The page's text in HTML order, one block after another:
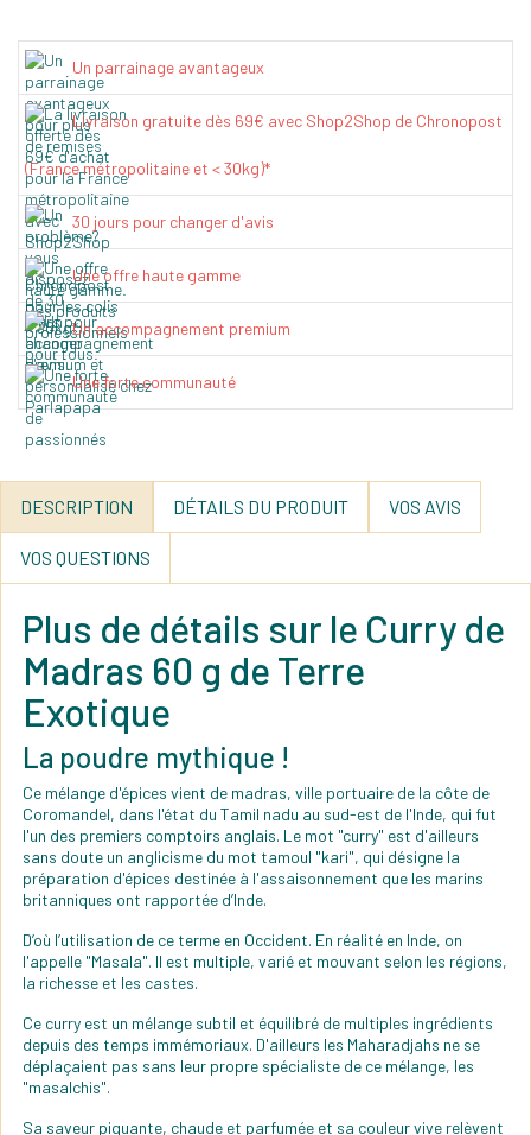
Un parrainage avantageux
Livraison gratuite dès 69€ avec Shop2Shop de Chronopost
(France métropolitaine et < 30kg)*
30 jours pour changer d'avis
Une offre haute gamme
Un accompagnement premium
Une forte communauté
DESCRIPTION DÉTAILS DU PRODUIT VOS AVIS
VOS QUESTIONS
Plus de détails sur le Curry de
Madras 60 g de Terre
Exotique
La poudre mythique !
Ce mélange d'épices vient de madras, ville portuaire de la côte de
Coromandel, dans l'état du Tamil nadu au sud-est de l'Inde, qui fut
l'un des premiers comptoirs anglais. Le mot "curry" est d'ailleurs
sans doute un anglicisme du mot tamoul "kari", qui désigne la
préparation d'épices destinée à l'assaisonnement que les marins
britanniques ont rapportée d’Inde.
D’où l’utilisation de ce terme en Occident. En réalité en Inde, on
l'appelle "Masala". Il est multiple, varié et mouvant selon les régions,
la richesse et les castes.
Ce curry est un mélange subtil et équilibré de multiples ingrédients
depuis des temps immémoriaux. D'ailleurs les Maharadjahs ne se
déplaçaient pas sans leur propre spécialiste de ce mélange, les
"masalchis".
Sa saveur piquante, chaude et parfumée et sa couleur vive relèvent